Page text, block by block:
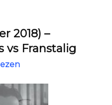
2018) –
vs Franstalig